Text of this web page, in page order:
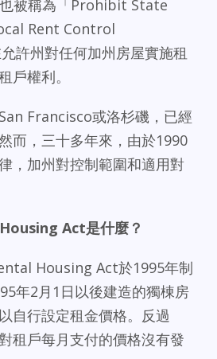
被稱為「Prohibit State
Rent Control
許州對任何加州房屋實施租
戶權利。
Francisco或洛杉磯，已經
而，三十多年來，由於1990
，加州對控制範圍和適用對
Act是什麼？
Housing Act於1995年制
年2月1日以後建造的獨棟房
自行設定租金價格。反過
租戶每月支付的價格沒有發